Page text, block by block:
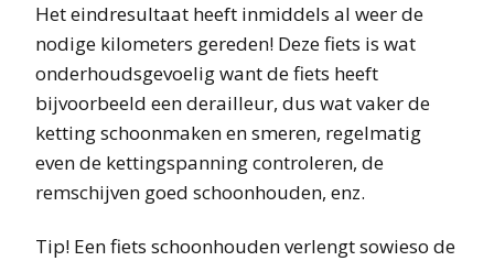
Het eindresultaat heeft inmiddels al weer de
nodige kilometers gereden! Deze fiets is wat
onderhoudsgevoelig want de fiets heeft
bijvoorbeeld een derailleur, dus wat vaker de
ketting schoonmaken en smeren, regelmatig
even de kettingspanning controleren, de
remschijven goed schoonhouden, enz.
Tip! Een fiets schoonhouden verlengt sowieso de